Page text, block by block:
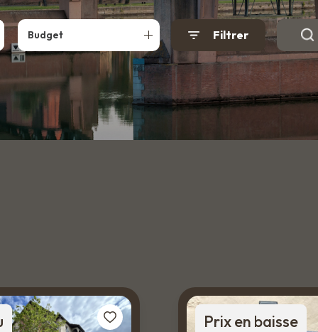
Budget Filtrer
Prix en baisse